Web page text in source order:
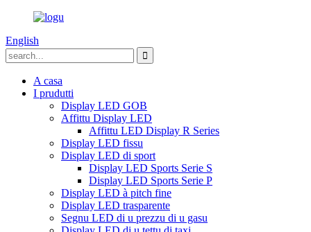
English
A casa
I prudutti
Display LED GOB
Affittu Display LED
Affittu LED Display R Series
Display LED fissu
Display LED di sport
Display LED Sports Serie S
Display LED Sports Serie P
Display LED à pitch fine
Display LED trasparente
Segnu LED di u prezzu di u gasu